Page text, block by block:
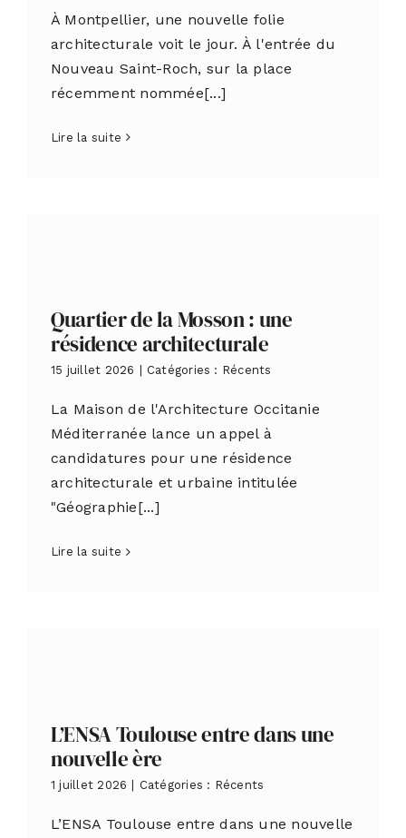
À Montpellier, une nouvelle folie
architecturale voit le jour. À l'entrée du
Nouveau Saint-Roch, sur la place
récemment nommée[...]
Lire la suite
Quartier de la Mosson : une
résidence architecturale
15 juillet 2026 Catégories : Récents
La Maison de l'Architecture Occitanie
Méditerranée lance un appel à
candidatures pour une résidence
architecturale et urbaine intitulée
"Géographie[...]
Lire la suite
L’ENSA Toulouse entre dans une
nouvelle ère
1 juillet 2026 | Catégories : Récents
L’ENSA Toulouse entre dans une nouvelle